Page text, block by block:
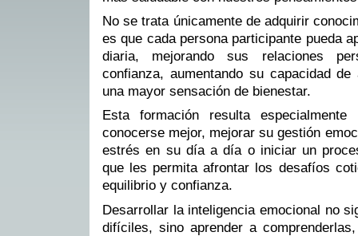
No se trata únicamente de adquirir
es que cada persona participante pueda
diaria, mejorando sus relaciones
confianza, aumentando su capacidad
una mayor sensación de bienestar.
Esta formación resulta
conocerse mejor, mejorar su gestión
estrés en su día a día o iniciar un
que les permita afrontar los desafíos
equilibrio y confianza.
Desarrollar la inteligencia emocional no
difíciles, sino aprender a